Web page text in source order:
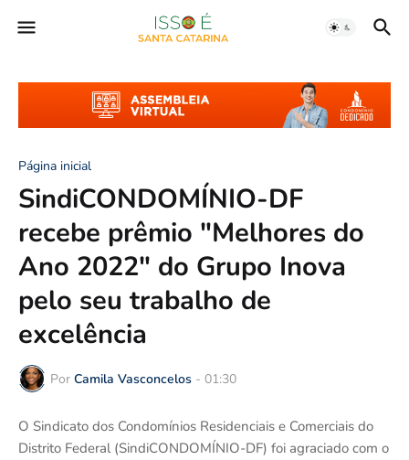
Página inicial
SindiCONDOMÍNIO-DF
recebe prêmio "Melhores do
Ano 2022" do Grupo Inova
pelo seu trabalho de
excelência
Por Camila Vasconcelos - 01:30
O Sindicato dos Condomínios Residenciais e Comerciais do
Distrito Federal (SindiCONDOMÍNIO-DF) foi agraciado com o